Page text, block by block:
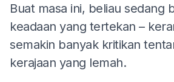
Buat masa ini, beliau sedang
keadaan yang tertekan –
semakin banyak kritikan
kerajaan yang lemah.